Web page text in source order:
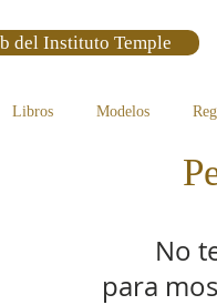
del Instituto Temple
Libros Modelos
No
para